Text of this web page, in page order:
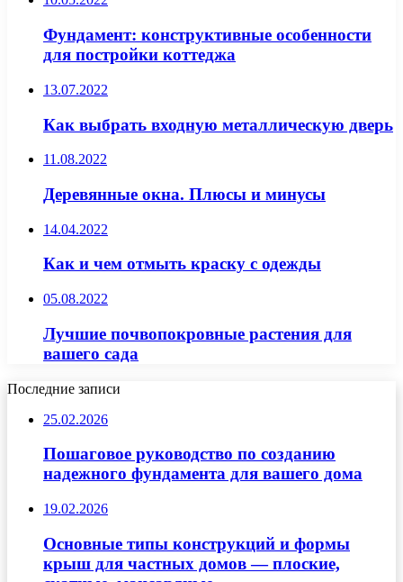
Фундамент: конструктивные особенности
для постройки коттеджа
13.07.2022
Как выбрать входную металлическую дверь
11.08.2022
Деревянные окна. Плюсы и минусы
14.04.2022
Как и чем отмыть краску с одежды
05.08.2022
Лучшие почвопокровные растения для
вашего сада
Последние записи
25.02.2026
Пошаговое руководство по созданию
надежного фундамента для вашего дома
19.02.2026
Основные типы конструкций и формы
крыш для частных домов — плоские,